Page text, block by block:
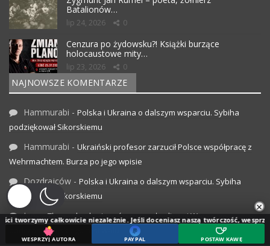
Batalionów…
lip 24, 2026 0
Cenzura po żydowsku?! Książki burzące
holocaustowe mity…
lip 23, 2026 0
NAJNOWSZE KOMENTARZE
Hammurabi - Polska i Ukraina o dalszym wsparciu. Sybiha
podziękował Sikorskiemu
Hammurabi - Ukraiński profesor zarzucił Polsce współpracę z
Wehrmachtem. Burza po jego wpisie
Dozdrajców - Polska i Ukraina o dalszym wsparciu. Sybiha
podziękował Sikorskiemu
Jans-Tłumy obcokrajowców przeszły ulicami Warszawy
podczas indyjskiego festiwalu
×
całkowicie niezależnie. Jeśli doceniasz naszą twórczość, wesprzyj jej rozwój.
WESPRZYJ AUTORA PAYPAL POSTAW KAWĘ